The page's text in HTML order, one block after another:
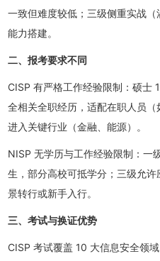
一致但难度较低；三级侧重实战
能力搭建。
二、报考要求不同
CISP 有严格工作经验限制：硕士
全相关全职经历，适配在职人员
进入关键行业（金融、能源）。
NISP 无学历与工作经验限制：一
生，部分高校可抵学分；三级允
景转行或新手入行。
三、考试与换证优势
CISP 考试覆盖 10 大信息安全领